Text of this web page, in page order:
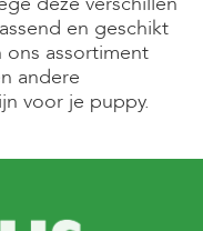
en geschikt
assortiment
andere
voor je puppy.